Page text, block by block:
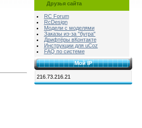
Друзья сайта
RC Forum
RcDesign
Модели с моделями
Заказы из-за "бугра"
Дрифтёры вКонтакте
Инструкции для uCoz
FAQ по системе
Мой IP
216.73.216.21